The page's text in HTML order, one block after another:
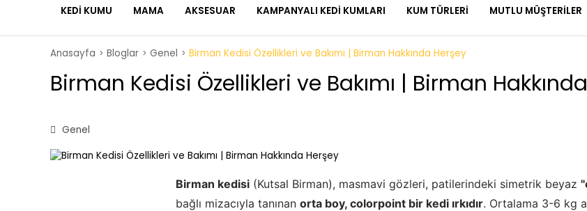
KEDI KUMU MAMA AKSESUAR KAMPANYALI KEDI KUMLARI KUM TÜRLERI MUTLU MÜŞTERILER
Anasayfa Bloglar Genel Birman Kedisi Özellikleri ve Bakımı | Birman Hakkında Herşey
Birman Kedisi Özellikleri ve Bakımı | Birman
Genel
Birman kedisi (Kutsal Birman), masmavi gözleri, patilerindeki simetrik beyaz
bağlı mizacıyla tanınan orta boy, colorpoint bir kedi ırkıdır. Ortalama 3-6 kg